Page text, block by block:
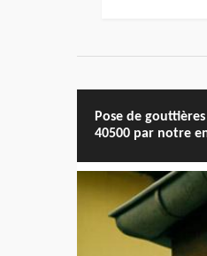
Pose de
40500 par notre